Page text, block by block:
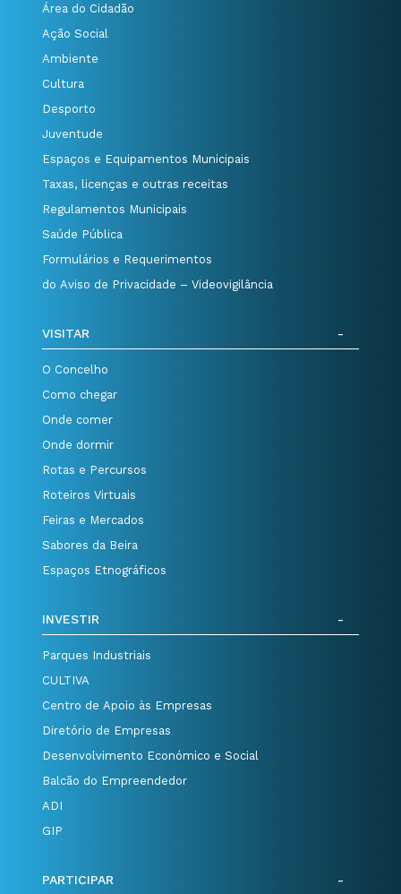
Área do Cidadão
Ação Social
Ambiente
Cultura
Desporto
Juventude
Espaços e Equipamentos Municipais
Taxas, licenças e outras receitas
Regulamentos Municipais
Saúde Pública
Formulários e Requerimentos
do Aviso de Privacidade – Videovigilância
VISITAR
O Concelho
Como chegar
Onde comer
Onde dormir
Rotas e Percursos
Roteiros Virtuais
Feiras e Mercados
Sabores da Beira
Espaços Etnográficos
INVESTIR
Parques Industriais
CULTIVA
Centro de Apoio às Empresas
Diretório de Empresas
Desenvolvimento Económico e Social
Balcão do Empreendedor
ADI
GIP
PARTICIPAR